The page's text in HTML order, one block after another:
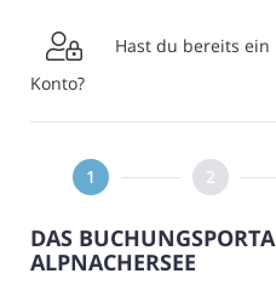

Hast du bereits ein
Konto?
DAS
ALPNACHERSEE